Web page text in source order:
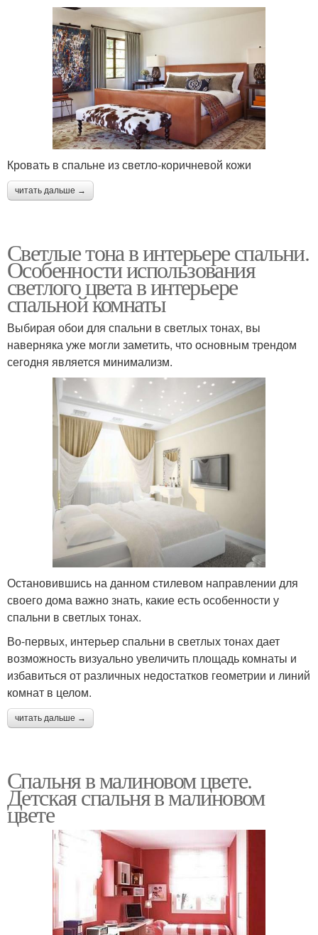
Кровать в спальне из светло-коричневой кожи
читать дальше →
Светлые тона в интерьере спальни.
Особенности использования
светлого цвета в интерьере
спальной комнаты
Выбирая обои для спальни в светлых тонах, вы
наверняка уже могли заметить, что основным трендом
сегодня является минимализм.
Остановившись на данном стилевом направлении для
своего дома важно знать, какие есть особенности у
спальни в светлых тонах.
Во-первых, интерьер спальни в светлых тонах дает
возможность визуально увеличить площадь комнаты и
избавиться от различных недостатков геометрии и линий
комнат в целом.
читать дальше →
Спальня в малиновом цвете.
Детская спальня в малиновом
цвете